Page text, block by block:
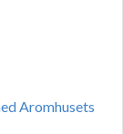
Aromhusets